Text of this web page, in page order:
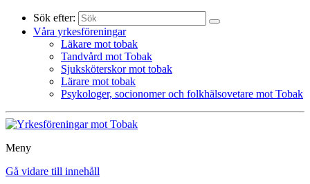
Sök efter:
Våra yrkesföreningar
Läkare mot tobak
Tandvård mot Tobak
Sjuksköterskor mot tobak
Lärare mot tobak
Psykologer, socionomer och folkhälsovetare mot Tobak
Meny
Gå vidare till innehåll